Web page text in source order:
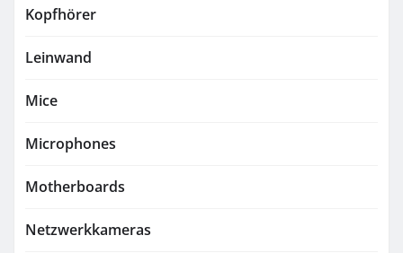
Kopfhörer
Leinwand
Mice
Microphones
Motherboards
Netzwerkkameras